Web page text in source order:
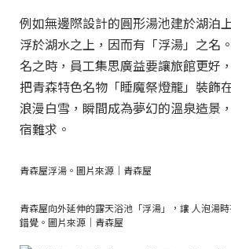
例如無邊際設計的圓形湯池建於湖泊
浮於湖水之上，因而有「浮湯」之名
名之時，員工集思廣益要讓旅館更好
把青森特色名物「睡魔祭燈籠」裝飾
浪漫白雪，瞬間成為夢幻的溫泉造景
宿難求。
青森屋浮湯。圖片來源│青森屋
青森屋向外延伸的露天浴池「浮湯」，讓 人泡湯
錯覺。圖片來源│青森屋